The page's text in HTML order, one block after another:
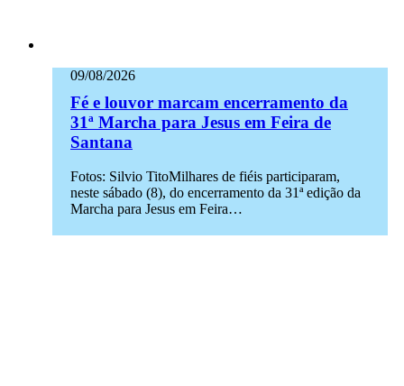
09/08/2026
Fé e louvor marcam encerramento da
31ª Marcha para Jesus em Feira de
Santana
Fotos: Silvio TitoMilhares de fiéis participaram,
neste sábado (8), do encerramento da 31ª edição da
Marcha para Jesus em Feira…